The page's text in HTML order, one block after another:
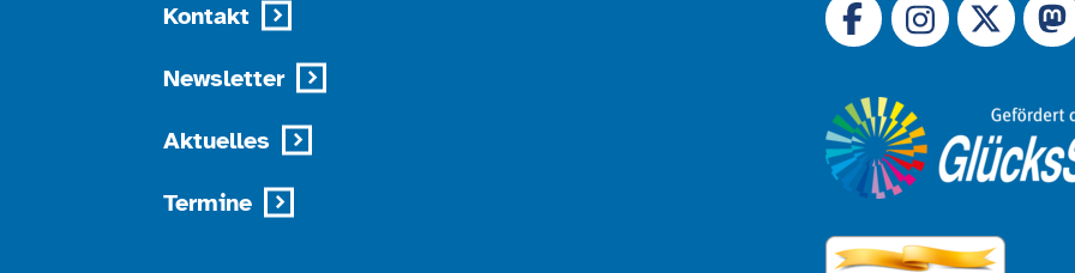
Kontakt
Newsletter
Aktuelles
Termine
Link